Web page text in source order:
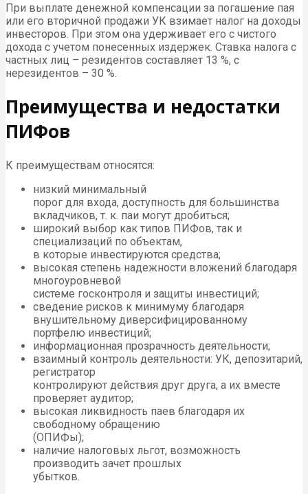
При выплате денежной компенсации за погашение пая
или его вторичной продажи УК взимает налог на доходы
инвесторов. При этом она удерживает его с чистого
дохода с учетом понесенных издержек. Ставка налога с
частных лиц – резидентов составляет 13 %, с
нерезидентов – 30 %.
Преимущества и недостатки
ПИФов
К преимуществам относятся:
низкий минимальный
порог для входа, доступность для большинства
вкладчиков, т. к. паи могут дробиться;
широкий выбор как типов ПИФов, так и
специализаций по объектам,
в которые инвестируются средства;
высокая степень надежности вложений благодаря
многоуровневой
системе госконтроля и защиты инвестиций;
сведение рисков к минимуму благодаря
внушительному диверсифицированному
портфелю инвестиций;
информационная прозрачность деятельности;
взаимный контроль деятельности: УК, депозитарий,
регистратор
контролируют действия друг друга, а их вместе
проверяет аудитор;
высокая ликвидность паев благодаря их
свободному обращению
(ОПИФы);
наличие налоговых льгот, возможность
производить зачет прошлых
убытков.